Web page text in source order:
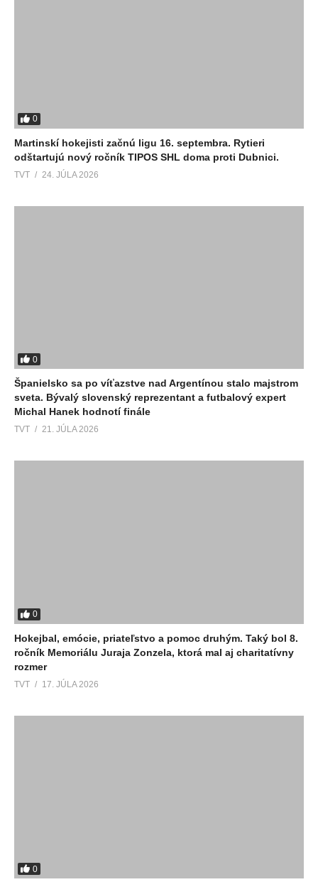
0
Martinskí hokejisti začnú ligu 16. septembra. Rytieri
odštartujú nový ročník TIPOS SHL doma proti Dubnici.
TVT 24. JÚLA 2026
0
Španielsko sa po víťazstve nad Argentínou stalo majstrom
sveta. Bývalý slovenský reprezentant a futbalový expert
Michal Hanek hodnotí finále
TVT 21. JÚLA 2026
0
Hokejbal, emócie, priateľstvo a pomoc druhým. Taký bol 8.
ročník Memoriálu Juraja Zonzela, ktorá mal aj charitatívny
rozmer
TVT 17. JÚLA 2026
0